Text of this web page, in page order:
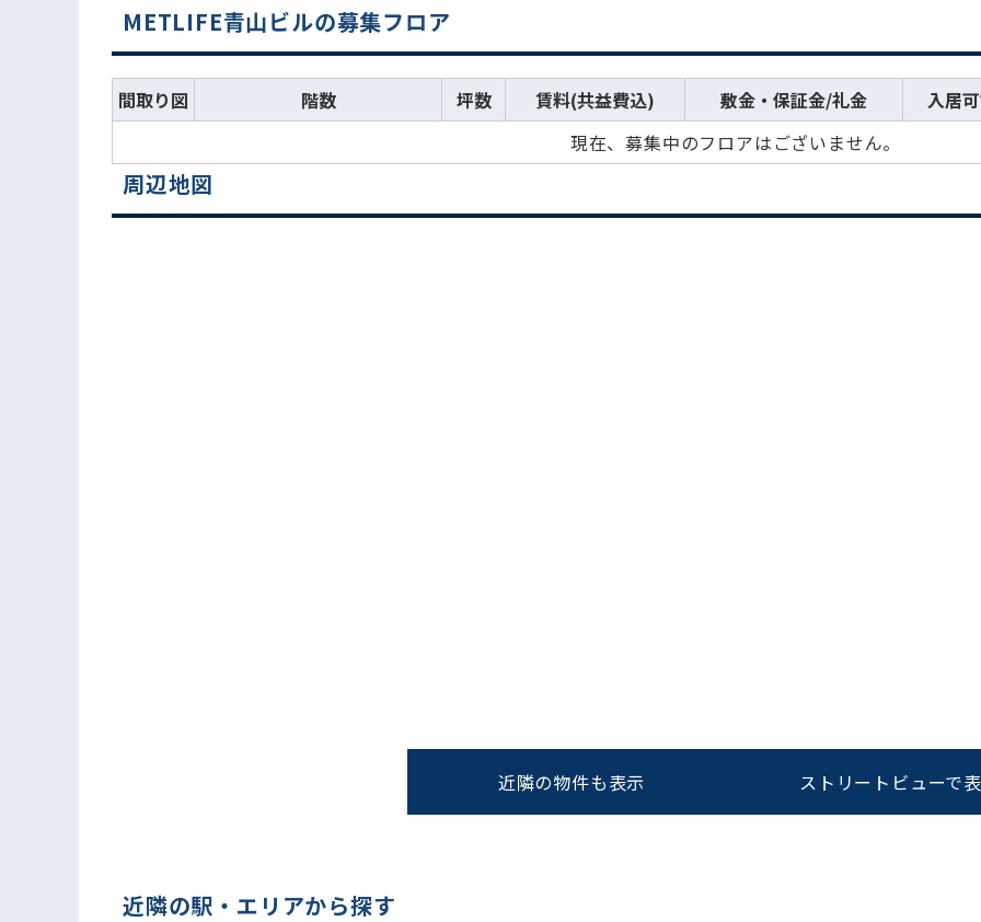
METLIFE青山ビルの募集フロア
間取り図 階数 坪数 賃料(共益費込) 敷金・保証金/礼金 入居
現在、募集中のフロアはございません。
周辺地図
近隣の物件も表示 ストリートビューで
近隣の駅・エリアから探す